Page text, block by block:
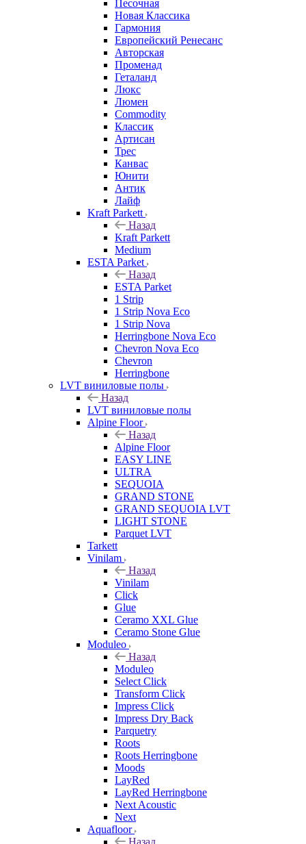
Песочная
Новая Классика
Гармония
Европейский Ренесанс
Авторская
Променад
Геталанд
Люкс
Люмен
Commodity
Классик
Артисан
Трес
Канвас
Юнити
Антик
Лайф
Kraft Parkett
Назад
Kraft Parkett
Medium
ESTA Parket
Назад
ESTA Parket
1 Strip
1 Strip Nova Eco
1 Strip Nova
Herringbone Nova Eco
Chevron Nova Eco
Chevron
Herringbone
LVT виниловые полы
Назад
LVT виниловые полы
Alpine Floor
Назад
Alpine Floor
EASY LINE
ULTRA
SEQUOIA
GRAND STONE
GRAND SEQUOIA LVT
LIGHT STONE
Parquet LVT
Tarkett
Vinilam
Назад
Vinilam
Click
Glue
Ceramo XXL Glue
Ceramo Stone Glue
Moduleo
Назад
Moduleo
Select Click
Transform Click
Impress Click
Impress Dry Back
Parquetry
Roots
Roots Herringbone
Moods
LayRed
LayRed Herringbone
Next Acoustic
Next
Aquafloor
Назад